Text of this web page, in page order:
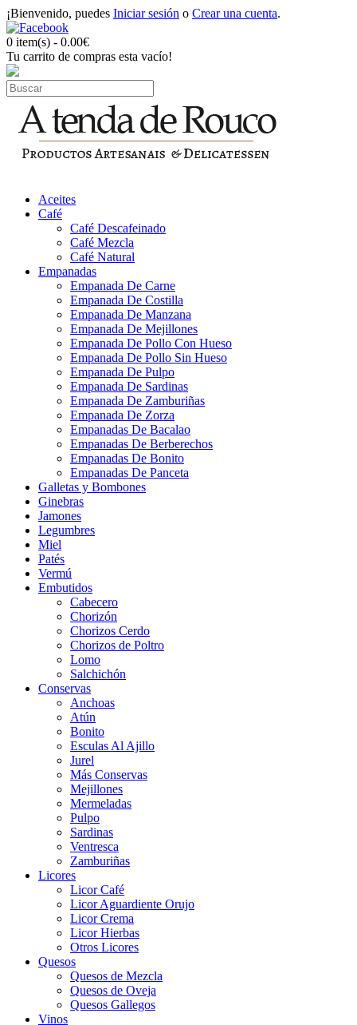
¡Bienvenido, puedes Iniciar sesión o Crear una cuenta.
0 item(s) - 0.00€
Tu carrito de compras esta vacío!
Aceites
Café
Café Descafeinado
Café Mezcla
Café Natural
Empanadas
Empanada De Carne
Empanada De Costilla
Empanada De Manzana
Empanada De Mejillones
Empanada De Pollo Con Hueso
Empanada De Pollo Sin Hueso
Empanada De Pulpo
Empanada De Sardinas
Empanada De Zamburiñas
Empanada De Zorza
Empanadas De Bacalao
Empanadas De Berberechos
Empanadas De Bonito
Empanadas De Panceta
Galletas y Bombones
Ginebras
Jamones
Legumbres
Miel
Patés
Vermú
Embutidos
Cabecero
Chorizón
Chorizos Cerdo
Chorizos de Poltro
Lomo
Salchichón
Conservas
Anchoas
Atún
Bonito
Esculas Al Ajillo
Jurel
Más Conservas
Mejillones
Mermeladas
Pulpo
Sardinas
Ventresca
Zamburiñas
Licores
Licor Café
Licor Aguardiente Orujo
Licor Crema
Licor Hierbas
Otros Licores
Quesos
Quesos de Mezcla
Quesos de Oveja
Quesos Gallegos
Vinos